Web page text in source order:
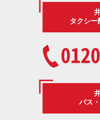
タクシー
バス